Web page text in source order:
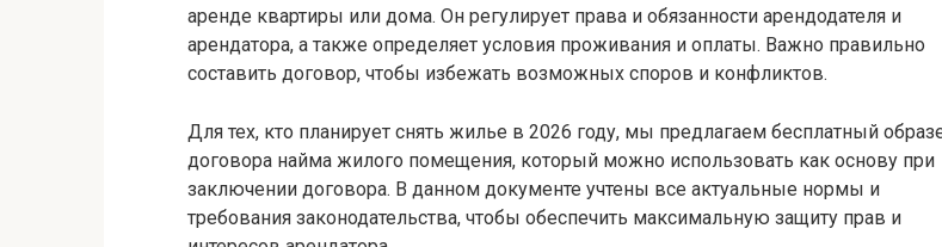
аренде квартиры или дома. Он регулирует права и обязанности арендодателя и
арендатора, а также определяет условия проживания и оплаты. Важно правильно
составить договор, чтобы избежать возможных споров и конфликтов.
Для тех, кто планирует снять жилье в 2026 году, мы предлагаем бесплатный
договора найма жилого помещения, который можно использовать как основу при
заключении договора. В данном документе учтены все актуальные нормы и
требования законодательства, чтобы обеспечить максимальную защиту прав и